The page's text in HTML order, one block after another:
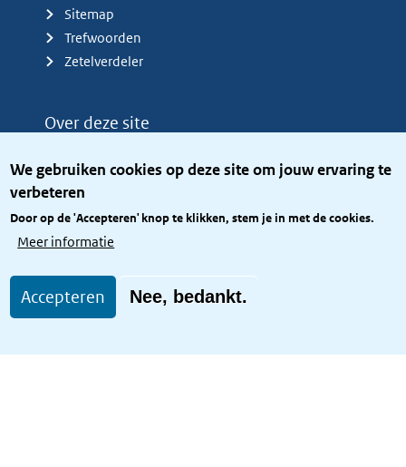
We gebruiken cookies op deze site om jouw ervaring te
verbeteren
Door op de 'Accepteren' knop te klikken, stem je in met de cookies.
Meer informatie
Accepteren Nee, bedankt.
Sitemap
Trefwoorden
Zetelverdeler
Over deze site
Privacy
Toegang site openbaar
Toegankelijkheid